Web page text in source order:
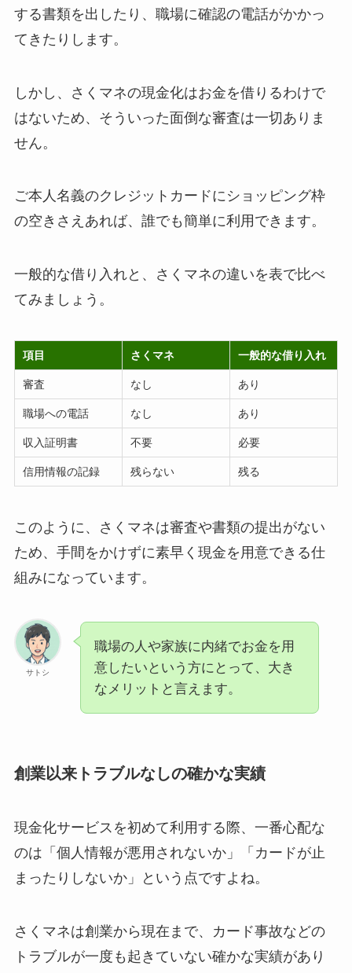
する書類を出したり、職場に確認の電話がかかっ
てきたりします。
しかし、さくマネの現金化はお金を借りるわけで
はないため、そういった面倒な審査は一切ありま
せん。
ご本人名義のクレジットカードにショッピング枠
の空きさえあれば、誰でも簡単に利用できます。
一般的な借り入れと、さくマネの違いを表で比べ
てみましょう。
項目 さくマネ 一般的な借り入れ
審査 なし あり
職場への電話 なし あり
収入証明書 不要 必要
信用情報の記録 残らない 残る
このように、さくマネは審査や書類の提出がない
ため、手間をかけずに素早く現金を用意できる仕
組みになっています。
サトシ
職場の人や家族に内緒でお金を用
意したいという方にとって、大き
なメリットと言えます。
創業以来トラブルなしの確かな実績
現金化サービスを初めて利用する際、一番心配な
のは「個人情報が悪用されないか」「カードが止
まったりしないか」という点ですよね。
さくマネは創業から現在まで、カード事故などの
トラブルが一度も起きていない確かな実績があり